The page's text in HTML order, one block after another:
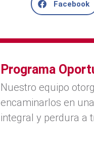
Facebook
Programa
Nuestro equipo
encaminarlos en
integral y perdura a